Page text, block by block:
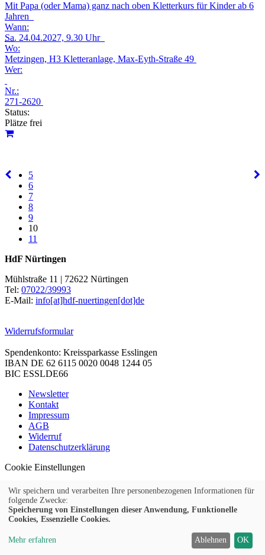
Mit Papa (oder Mama) ganz nach oben Kletterkurs für Kinder ab 6
Jahren
Wann:
Sa. 24.04.2027, 9.30 Uhr
Wo:
Metzingen, H3 Kletteranlage, Max-Eyth-Straße 49
Wer:
Nr.:
271-2620
Status:
Plätze frei
5
6
7
8
9
10
11
HdF Nürtingen
Mühlstraße 11 | 72622 Nürtingen
Tel: 07022/39993
E-Mail: info[at]hdf-nuertingen[dot]de
Widerrufsformular
Spendenkonto: Kreissparkasse Esslingen
IBAN DE 62 6115 0020 0048 1244 05
BIC ESSLDE66
Newsletter
Kontakt
Impressum
AGB
Widerruf
Datenschutzerklärung
Cookie Einstellungen
© 2026 Kubus Software GmbH
Wir speichern und verarbeiten Ihre personenbezogenen Informationen für
folgende Zwecke:
Speicherung von Einstellungen dieser Anwendung, Funktionelle
Cookies, Essenzielle Cookies.
Mehr erfahren Ablehnen OK